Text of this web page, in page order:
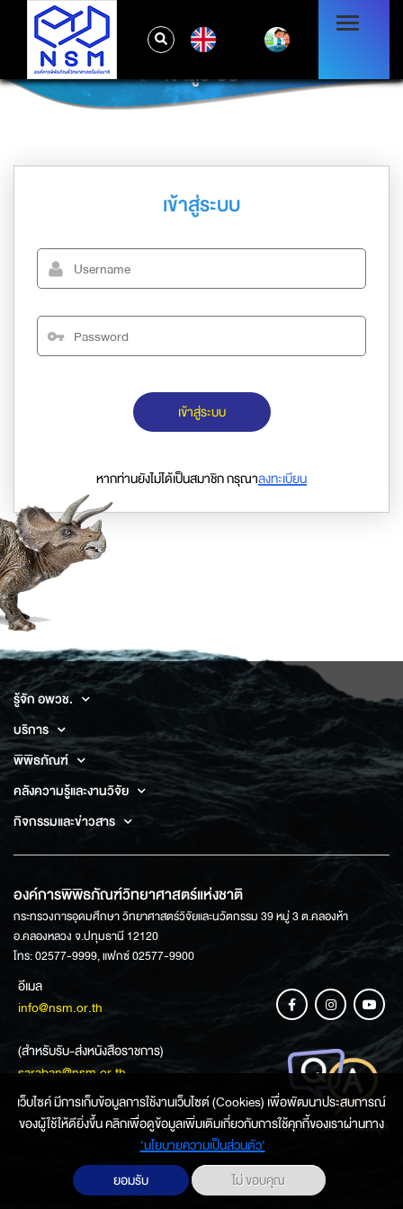
เข้าสู่ระบบ
เข้าสู่ระบบ
เข้าสู่ระบบ
หากท่านยังไม่ได้เป็นสมาชิก กรุณาลงทะเบียน
รู้จัก อพวช.
บริการ
พิพิธภัณฑ์
คลังความรู้และงานวิจัย
กิจกรรมและข่าวสาร
องค์การพิพิธภัณฑ์วิทยาศาสตร์แห่งชาติ
กระทรวงการอุดมศึกษา วิทยาศาสตร์วิจัยและนวัตกรรม 39 หมู่ 3 ต.คลองห้า
อ.คลองหลวง จ.ปทุมธานี 12120
โทร: 02577-9999, แฟกซ์ 02577-9900
อีเมล
info@nsm.or.th
(สำหรับรับ-ส่งหนังสือราชการ)
saraban@nsm.or.th
ช่องทางการสอบถามข้อมูล
เว็บไซค์ มีการเก็บข้อมูลการใช้งานเว็บไซต์ (Cookies) เพื่อพัฒนาประสบการณ์
ของผู้ใช้ให้ดียิ่งขึ้น คลิกเพื่อดูข้อมูลเพิ่มเติมเกี่ยวกับการใช้คุกกี้ของเราผ่านทาง
‘นโยบายความเป็นส่วนตัว'
ยอมรับ
ไม่ ขอบคุณ